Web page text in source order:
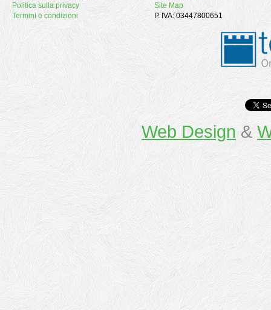
Politica sulla privacy
Termini e condizioni
Site Map
P. IVA: 03447800651
Web Design &